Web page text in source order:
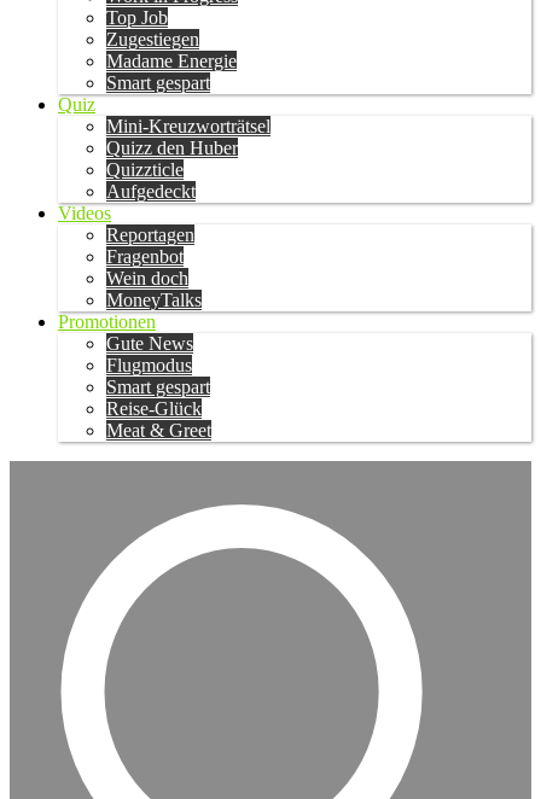
Top Job
Zugestiegen
Madame Energie
Smart gespart
Quiz
Mini-Kreuzworträtsel
Quizz den Huber
Quizzticle
Aufgedeckt
Videos
Reportagen
Fragenbot
Wein doch
MoneyTalks
Promotionen
Gute News
Flugmodus
Smart gespart
Reise-Glück
Meat & Greet